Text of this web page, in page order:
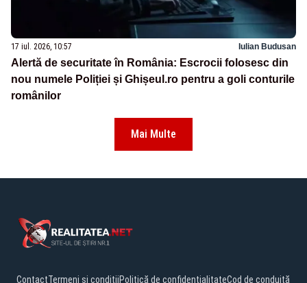
17 iul. 2026, 10:57 Iulian Budusan
Alertă de securitate în România: Escrocii folosesc din
nou numele Poliției și Ghișeul.ro pentru a goli conturile
românilor
Mai Multe
ContactTermeni și condițiiPolitică de confidențialitateCod de conduită